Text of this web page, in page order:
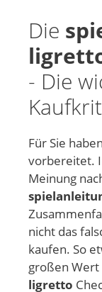
Die
- Die
Für Sie
vorbereitet.
Meinung
nicht das
kaufen. So
großen
ligretto